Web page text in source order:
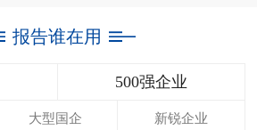
报告谁在用
500强企业
大型国企 新锐企业